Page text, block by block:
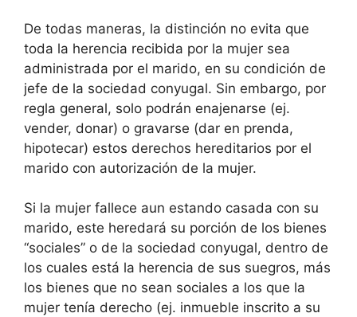
De todas maneras, la distinción no evita que
toda la herencia recibida por la mujer sea
administrada por el marido, en su condición de
jefe de la sociedad conyugal. Sin embargo, por
regla general, solo podrán enajenarse (ej.
vender, donar) o gravarse (dar en prenda,
hipotecar) estos derechos hereditarios por el
marido con autorización de la mujer.
Si la mujer fallece aun estando casada con su
marido, este heredará su porción de los bienes
“sociales” o de la sociedad conyugal, dentro de
los cuales está la herencia de sus suegros, más
los bienes que no sean sociales a los que la
mujer tenía derecho (ej. inmueble inscrito a su